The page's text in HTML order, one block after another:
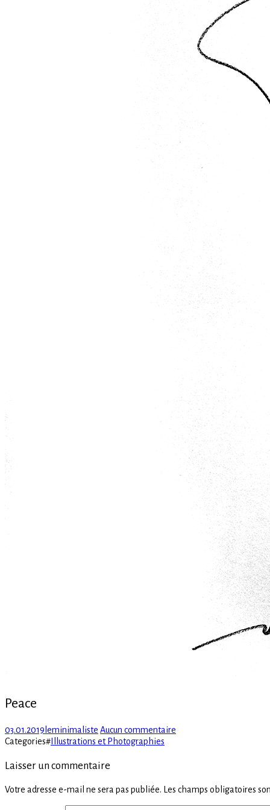
Peace
Posted
on
03.01.2019 Author
leminimaliste Aucun commentaire
Categories# Illustrations et Photographies
Laisser un commentaire
Votre adresse e-mail ne sera pas publiée. Les champs obligatoires